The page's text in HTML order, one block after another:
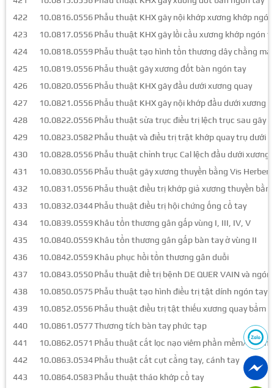
422
10.0816.0556 Phẫu thuật KHX gãy nội khớp xương khớp
423
10.0817.0556 Phẫu thuật KHX gãy lồi cầu xương khớp ngón
424
10.0818.0559 Phẫu thuật tạo hình tổn thương dây chằng
425
10.0819.0556 Phẫu thuật gãy xương đốt bàn ngón tay
426
10.0820.0556 Phẫu thuật KHX gãy đầu dưới xương quay
427
10.0821.0556 Phẫu thuật KHX gãy nội khớp đầu dưới xương
428
10.0822.0556 Phẫu thuật sửa trục điều trị lệch trục sau gãy
429
10.0823.0582 Phẫu thuật và điều trị trật khớp quay trụ dưới
430
10.0828.0556 Phẫu thuật chỉnh trục Cal lệch đầu dưới xương
431
10.0830.0556 Phẫu thuật gãy xương thuyền bằng Vis Herbert
432
10.0831.0556 Phẫu thuật điều trị khớp giả xương thuyền
433
10.0832.0344Phẫu thuật điều trị hội chứng ống cổ tay
434
10.0839.0559 Khâu tổn thương gân gấp vùng I, III, IV, V
435
10.0840.0559 Khâu tổn thương gân gấp bàn tay ở vùng II
436
10.0842.0559 Khâu phục hồi tổn thương gân duỗi
437
10.0843.0550Phẫu thuật điề trị bệnh DE QUER VAIN và
438
10.0850.0575 Phẫu thuật tạo hình điều trị tật dính ngón tay
439
10.0852.0556 Phẫu thuật điều trị tật thiếu xương quay bẩm
440
10.0861.0577Thương tích bàn tay phức tạp
441
10.0862.0571 Phẫu thuật cắt lọc nạo viêm phần mềm/ sửa
442
10.0863.0534Phẫu thuật cắt cụt cẳng tay, cánh tay
443
10.0864.0583 Phẫu thuật tháo khớp cổ tay